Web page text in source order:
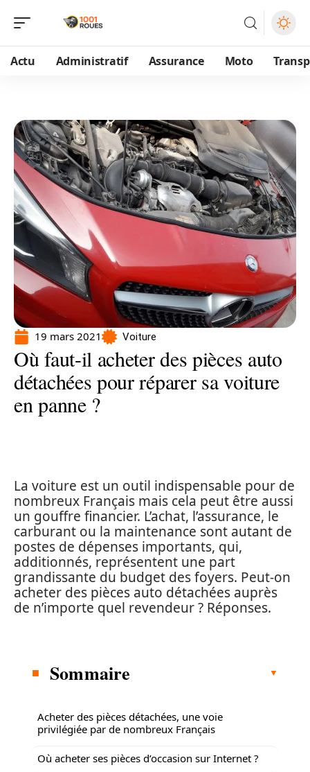
Actu Administratif Assurance Moto
19 mars 2021 Voiture
Où faut-il acheter des pièces auto
détachées pour réparer sa voiture
en panne ?
La voiture est un outil indispensable pour de
nombreux Français mais cela peut être aussi
un gouffre financier. L’achat, l’assurance, le
carburant ou la maintenance sont autant de
postes de dépenses importants, qui,
additionnés, représentent une part
grandissante du budget des foyers. Peut-on
acheter des pièces auto détachées auprès
de n’importe quel revendeur ? Réponses.
Sommaire
Acheter des pièces détachées, une voie
privilégiée par de nombreux Français
Où acheter ses pièces d’occasion sur Internet ?